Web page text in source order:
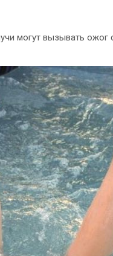
могут вызывать ожог